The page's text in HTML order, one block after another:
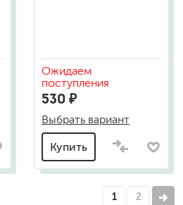
Ожидаем
поступления
530 ₽
Выбрать вариант
Купить
1 2